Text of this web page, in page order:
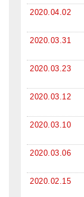
初級講座
倍音呼吸法レッ
中級講座
上級講座
ビギナー講師・
メールお便り登録
2020.04.02
2020.03.31
2020.03.23
2020.03.12
2020.03.10
2020.03.06
2020.02.15